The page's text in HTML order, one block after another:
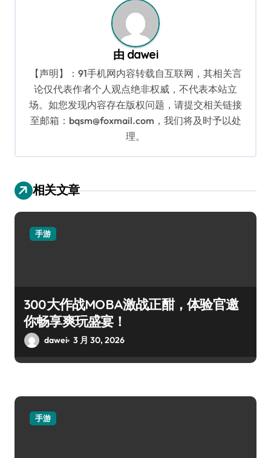
由 dawei
【声明】：91手机网内容转载自互联网，其相关言
论仅代表作者个人观点绝非权威，不代表本站立
场。如您发现内容存在版权问题，请提交相关链接
至邮箱：bqsm@foxmail.com，我们将及时予以处
理。
相关文章
手游
300大作战MOBA激战正酣，体验官邀
你畅享爽玩盛宴！
dawei 3 月 30, 2026
手游